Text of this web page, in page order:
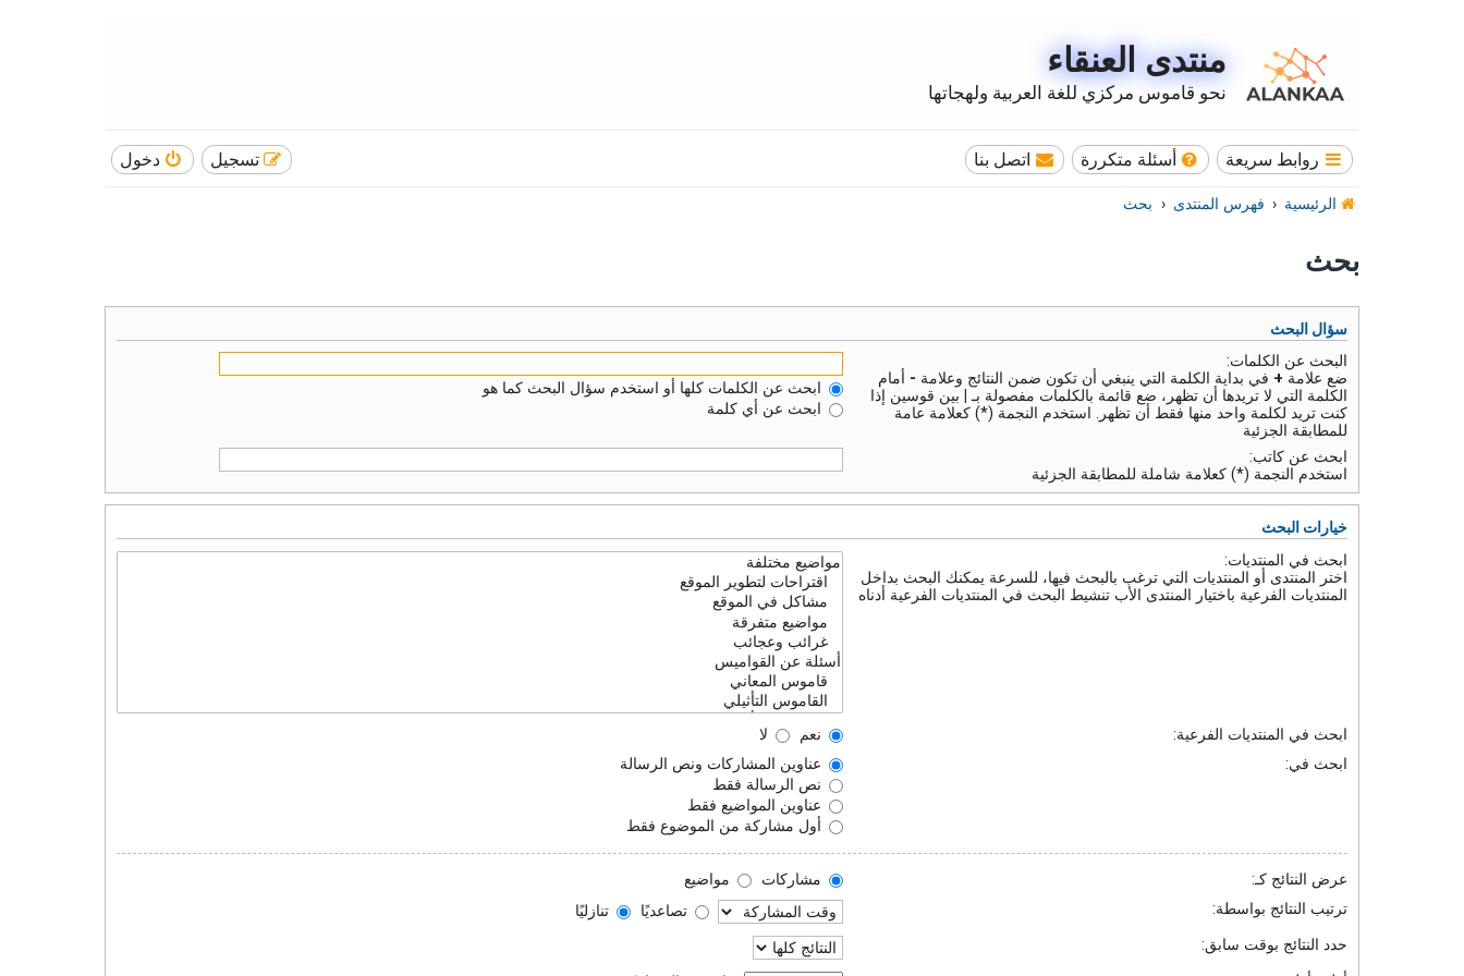
منتدى العنقاء
نحو قاموس مركزي للغة العربية ولهجاتها
روابط سريعة أسئلة متكررة اتصل بنا دخول تسجيل
الرئيسية فهرس المنتدى بحث
بحث
سؤال البحث
البحث عن الكلمات:
ضع علامة + في بداية الكلمة التي ينبغي أن تكون ضمن النتائج وعلامة - أمام
الكلمة التي لا تريدها أن تظهر، ضع قائمة بالكلمات مفصولة بـ
بين قوسين إذا
كنت تريد لكلمة واحد منها فقط أن تظهر. استخدم النجمة (*) كعلامة عامة
للمطابقة الجزئية
ابحث عن الكلمات كلها أو استخدم سؤال البحث كما هو
ابحث عن أي كلمة
ابحث عن كاتب:
استخدم النجمة (*) كعلامة شاملة للمطابقة الجزئية
خيارات البحث
ابحث في المنتديات:
اختر المنتدى أو المنتديات التي ترغب بالبحث فيها، للسرعة يمكنك البحث بداخل
المنتديات الفرعية باختيار المنتدى الأب تنشيط البحث في المنتديات الفرعية أدناه
ابحث في المنتديات الفرعية: نعم
لا
ابحث في:
عناوين المشاركات ونص الرسالة
نص الرسالة فقط
عناوين المواضيع فقط
أول مشاركة من الموضوع فقط
عرض النتائج كـ: مشاركات
مواضيع
ترتيب النتائج بواسطة:
تصاعديًا
تنازليًا
حدد النتائج بوقت سابق: